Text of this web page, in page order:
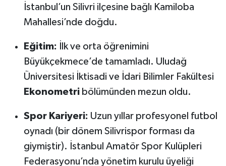
İstanbul’un Silivri ilçesine bağlı Kamiloba
Mahallesi’nde doğdu.
Eğitim: İlk ve orta öğrenimini
Büyükçekmece’de tamamladı. Uludağ
Üniversitesi İktisadi ve İdari Bilimler Fakültesi
Ekonometribölümünden mezun oldu.
Spor Kariyeri: Uzun yıllar profesyonel futbol
oynadı (bir dönem Silivrispor forması da
giymiştir). İstanbul Amatör Spor Kulüpleri
Federasyonu’nda yönetim kurulu üyeliği